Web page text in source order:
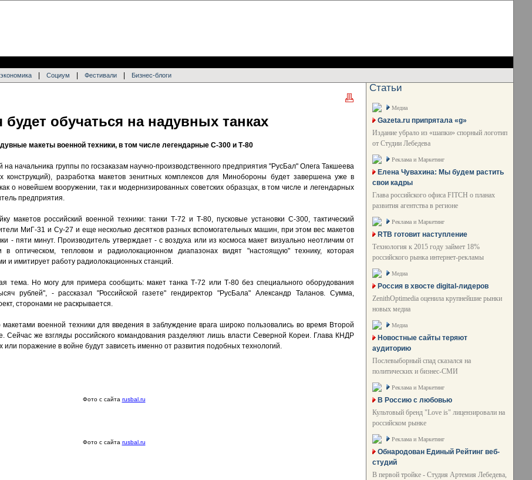
Социум Фестивали Бизнес-блоги
обучаться на надувных танках
макеты военной техники, в том числе легендарные С-300 и Т-80
начальника группы по госзаказам научно-производственного предприятия "РусБал" Олега Такшеева
конструкций), разработка макетов зенитных комплексов для Минобороны будет завершена уже в
о новейшем вооружении, так и модернизированных советских образцах, в том числе и легендарных
предприятия.
макетов российский военной техники: танки Т-72 и Т-80, пусковые установки С-300, тактический
МиГ-31 и Су-27 и еще несколько десятков разных вспомогательных машин, при этом вес макетов
- пяти минут. Производитель утверждает - с воздуха или из космоса макет визуально неотличим от
в оптическом, тепловом и радиолокационном диапазонах видят "настоящую" технику, которая
и имитирует работу радиолокационных станций.
тема. Но могу для примера сообщить: макет танка Т-72 или Т-80 без специального оборудования
рублей", - рассказал "Российской газете" гендиректор "РусБала" Александр Таланов. Сумма,
сторонами не раскрывается.
макетами военной техники для введения в заблуждение врага широко пользовались во время Второй
Сейчас же взгляды российского командования разделяют лишь власти Северной Кореи. Глава КНДР
или поражение в войне будут зависеть именно от развития подобных технологий.
Фото с сайта rusbal.ru
Фото с сайта rusbal.ru
Статьи
Медиа
Gazeta.ru припрятала «g»
Издание убрало из «шапки» спорный логотип
от Студии Лебедева
Реклама и Маркетинг
Елена Чувахина: Мы будем растить
свои кадры
Глава российского офиса FITCH о планах
развития агентства в регионе
Реклама и Маркетинг
RTB готовит наступление
Технология к 2015 году займет 18%
российского рынка интернет-рекламы
Медиа
Россия в хвосте digital-лидеров
ZenithOptimedia оценила крупнейшие рынки
новых медиа
Медиа
Новостные сайты теряют
аудиторию
Послевыборный спад сказался на
политических и бизнес-СМИ
Реклама и Маркетинг
В Россию с любовью
Культовый бренд "Love is" лицензировали на
российском рынке
Реклама и Маркетинг
Обнародован Единый Рейтинг веб-
студий
В первой тройке - Студия Артемия Лебедева,